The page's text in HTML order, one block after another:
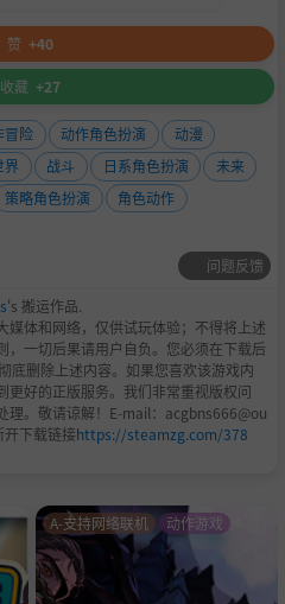
赞 +40
收藏 +27
冒险 动作角色扮演
动漫
界 战斗 日系角色扮演
未来
策略角色扮演
角色动作
问题反馈
's 搬运作品.
媒体和网络，仅供试玩体验；不得将上述
，一切后果请用户自负。您必须在下载后
底删除上述内容。如果您喜欢该游戏内
更好的正版服务。我们非常重视版权问
理。敬请谅解！E-mail：acgbns666@ou
下载链接https://steamzg.com/378
A-支持网络联机 动作游戏